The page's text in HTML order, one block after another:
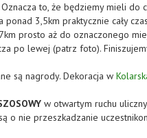
to, że będziemy mieli do
ponad 3,5km praktycznie cały
prosto aż do oznaczonego
po lewej (patrz foto). Finiszujemy
są nagrody. Dekoracja w
w otwartym ruchu
o nie przeszkadzanie